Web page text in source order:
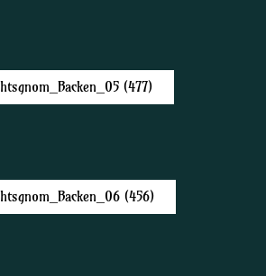
(477)
(456)